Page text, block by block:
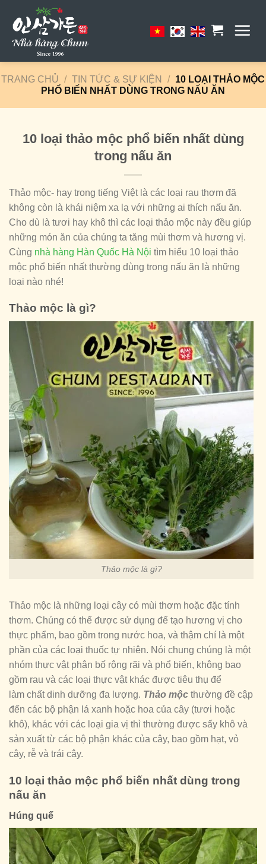
content
TRANG CHỦ / TIN TỨC & SỰ KIỆN /
10 LOẠI THẢO MỘC
PHỔ BIẾN NHẤT DÙNG TRONG NẤU ĂN
10 loại thảo mộc phổ biến nhất dùng
trong nấu ăn
Thảo mộc- hay trong tiếng Việt là các loại rau thơm đã
không còn là khái niệm xa lạ với những ai thích nấu ăn.
Cho dù là tươi hay khô thì các loại thảo mộc này đều giúp
những món ăn của chúng ta tăng mùi thơm và hương vị.
Cùng nhà hàng Hàn Quốc Hà Nội tìm hiểu 10 loại thảo
mộc phổ biến nhất thường dùng trong nấu ăn là những
loại nào nhé!
Thảo mộc là gì?
Thảo mộc là gì?
Thảo mộc là những loại cây có mùi thơm hoặc đặc tính
thơm. Chúng có thể được sử dụng để tạo hương vị cho
thực phẩm, bao gồm trong nước hoa, và thậm chí là một
phần của các loại thuốc tự nhiên. Nói chung chúng là một
nhóm thực vật phân bố rộng rãi và phổ biến, không bao
gồm rau và các loại thực vật khác được tiêu thụ để
làm chất dinh dưỡng đa lượng. Thảo mộc thường đề cập
đến các bộ phận lá xanh hoặc hoa của cây (tươi hoặc
khô), khác với các loại gia vị thì thường được sấy khô và
sản xuất từ ​​các bộ phận khác của cây, bao gồm hạt, vỏ
cây, rễ và trái cây.
10 loại thảo mộc phổ biến nhất dùng trong
nấu ăn
Húng quế